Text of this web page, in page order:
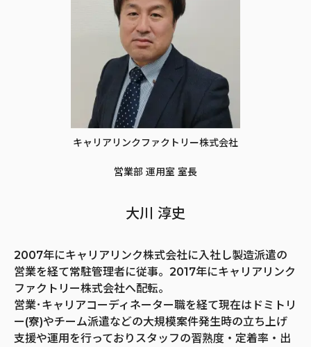
キャリアリンクファクトリー株式会社
営業部 運用室 室長
大川 淳史
2007年にキャリアリンク株式会社に入社し製造派遣の
営業を経て常駐管理者に従事。2017年にキャリアリンク
ファクトリー株式会社へ配転。
営業･キャリアコーディネーター職を経て現在はドミトリ
ー(寮)やチーム派遣などの大規模案件発生時の立ち上げ
支援や運用を行っておりスタッフの習熟度・定着率・出